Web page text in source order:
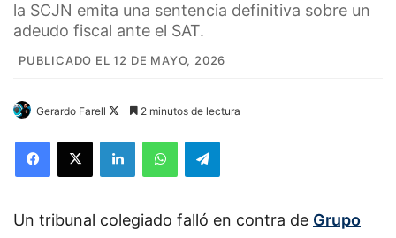
la SCJN emita una sentencia definitiva sobre un
adeudo fiscal ante el SAT.
PUBLICADO EL 12 DE MAYO, 2026
Gerardo Farell
l
l
w
2 minutos de lectura
Un tribunal colegiado falló en contra de Grupo